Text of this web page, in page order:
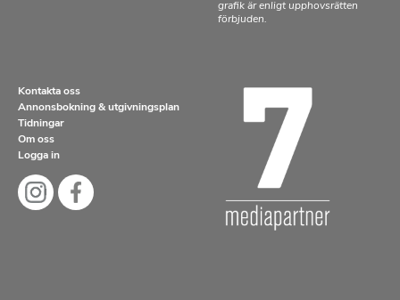
grafik är enligt upphovsrätten
förbjuden.
Kontakta oss
Annonsbokning & utgivningsplan
Tidningar
Om oss
Logga in